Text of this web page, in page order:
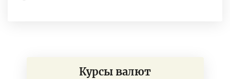
Курсы валют